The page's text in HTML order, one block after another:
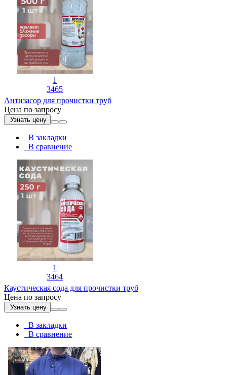
1
3465
Антизасор для прочистки труб
Цена по запросу
Узнать цену
В закладки
В сравнение
1
3464
Каустическая сода для прочистки труб
Цена по запросу
Узнать цену
В закладки
В сравнение